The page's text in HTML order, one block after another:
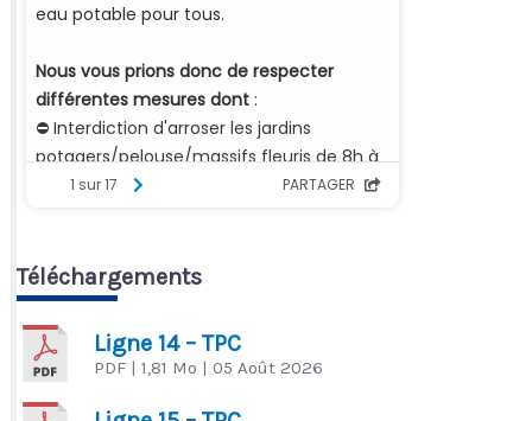
Téléchargements
Ligne 14 – TPC
PDF | 1,81 Mo | 05 Août 2026